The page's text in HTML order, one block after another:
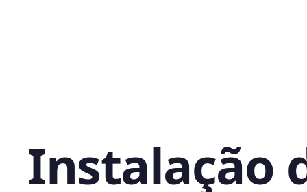
Instalação